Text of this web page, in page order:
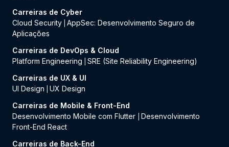
Carreiras de Cyber
Cloud Security AppSec: Desenvolvimento Seguro de
Aplicações
Carreiras de DevOps & Cloud
Platform Engineering
SRE (Site Reliability Engineering)
Carreiras de UX & UI
UI Design
UX Design
Carreiras de Mobile & Front-End
Desenvolvimento Mobile com Flutter
Desenvolvimento
Front-End React
Carreiras de Back-End